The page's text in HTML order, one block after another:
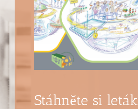
Stáhněte si leták